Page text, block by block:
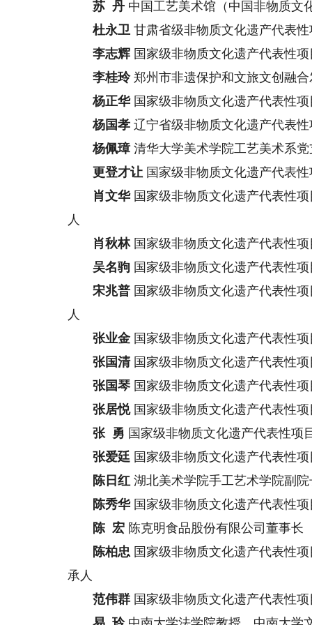
苏 丹 中国工艺美术馆（中国非物质文
杜永卫 甘肃省级非物质文化遗产代表
李志辉 国家级非物质文化遗产代表性
李桂玲郑州市非遗保护和文旅文创融
杨正华国家级非物质文化遗产代表性
杨国孝 辽宁省级非物质文化遗产代表
杨佩璋清华大学美术学院工艺美术系
更登才让 国家级非物质文化遗产代表
肖文华国家级非物质文化遗产代表性
人
肖秋林国家级非物质文化遗产代表性
吴名驹 国家级非物质文化遗产代表性
宋兆普 国家级非物质文化遗产代表性
人
张业金国家级非物质文化遗产代表性
张国清国家级非物质文化遗产代表性
张国琴 国家级非物质文化遗产代表性
张居悦国家级非物质文化遗产代表性
张 勇 国家级非物质文化遗产代表性项
张爱廷 国家级非物质文化遗产代表性
陈日红 湖北美术学院手工艺术学院副
陈秀华国家级非物质文化遗产代表性
陈 宏 陈克明食品股份有限公司董事长
陈柏忠 国家级非物质文化遗产代表性
承人
范伟群 国家级非物质文化遗产代表性